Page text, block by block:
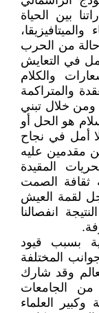
بين الحياة
من الحرب
في التعايش
والكلام
والمتراكمة
ومن خلال تبني
هو الحل أو
أمل في نجاح
مقدمين عليه
المقيدة
ثقافة الصمت
لقمة العيش
انفصالنا
بسبب قيود
المختلفة
وقد شارك
من الجامعات
وكبير العلماء